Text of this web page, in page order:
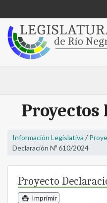
Información Legislativa /
Declaración Nº 610/2024
Proyecto
Imprimir